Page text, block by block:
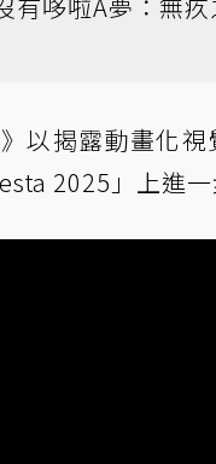
以揭露動畫化
2025」上進